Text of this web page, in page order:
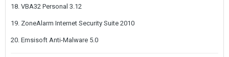
18. VBA32 Personal 3.12
19. ZoneAlarm Internet Security Suite 2010
20. Emsisoft Anti-Malware 5.0